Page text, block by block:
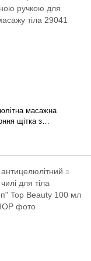
масажна
щітка з
ручкою для сухого